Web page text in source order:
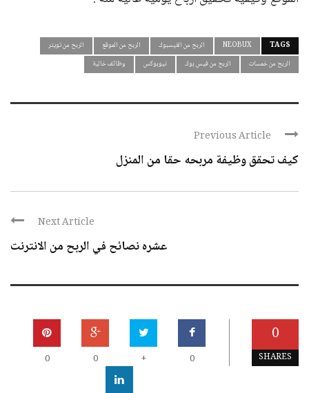
TAGS
NEOBUX الربح من الفيسبوك الربح من الموقع
الربح من تويتر
الربح من خمسات
الربح من فيس بوك نيوبوكس وظائف خالية
Previous Article
كيف تحقق وظيفة مربحه حقا من المنزل
Next Article
عشره نصائح في الربح من الانترنت
0
SHARES
0
+
0
0